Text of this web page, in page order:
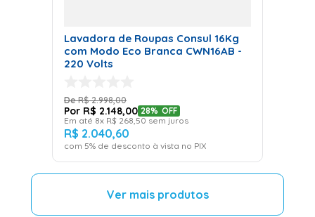
Lavadora de Roupas Consul 16Kg
com Modo Eco Branca CWN16AB -
220 Volts
R$ 2.998,00
R$ 2.148,00 28% OFF
Em até 8x R$ 268,50 sem juros
R$ 2.040,60
com 5% de desconto à vista no PIX